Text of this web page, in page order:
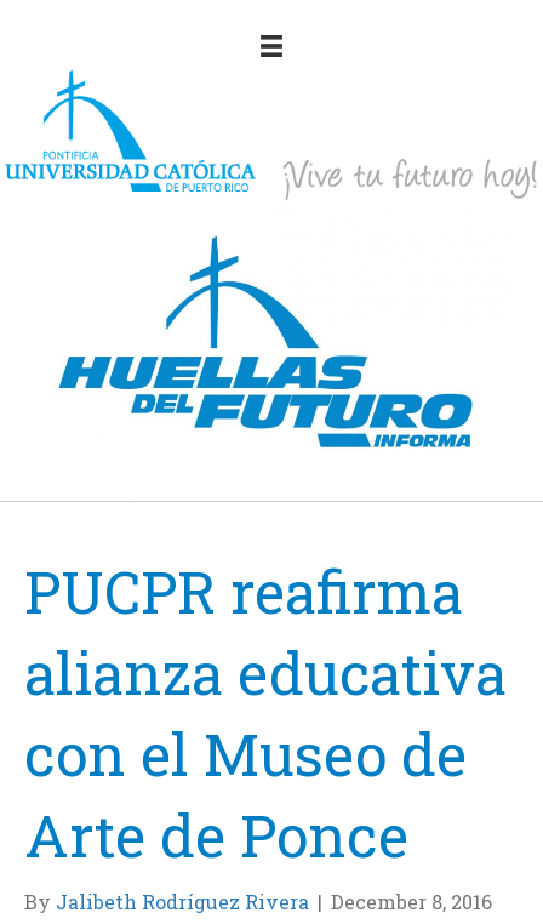
PUCPR reafirma
alianza educativa
con el Museo de
Arte de Ponce
By Jalibeth Rodríguez Rivera | December 8, 2016